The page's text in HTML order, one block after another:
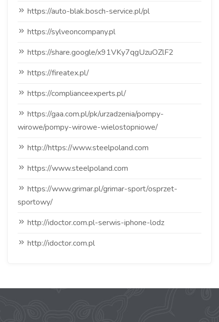
https://auto-blak.bosch-service.pl/pl
https://sylveoncompany.pl
https://share.google/x91VKy7qgUzuOZlF2
https://fireatex.pl/
https://complianceexperts.pl/
https://gaa.com.pl/pk/urzadzenia/pompy-
wirowe/pompy-wirowe-wielostopniowe/
http://https://www.steelpoland.com
https://www.steelpoland.com
https://www.grimar.pl/grimar-sport/osprzet-
sportowy/
http://idoctor.com.pl-serwis-iphone-lodz
http://idoctor.com.pl